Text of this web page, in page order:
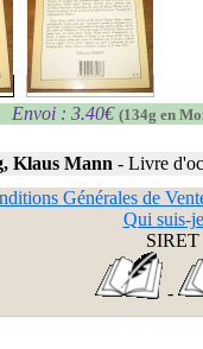
Envoi : 3.40€ (134g en
Klaus Mann - Livre
Générales de
Qui suis-
SIRET
-